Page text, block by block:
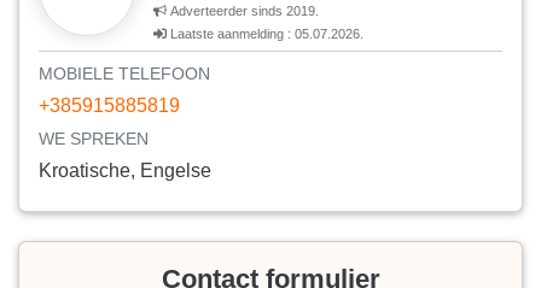
Adverteerder sinds 2019.
Laatste aanmelding : 05.07.2026.
MOBIELE TELEFOON
+385915885819
WE SPREKEN
Kroatische, Engelse
Contact formulier